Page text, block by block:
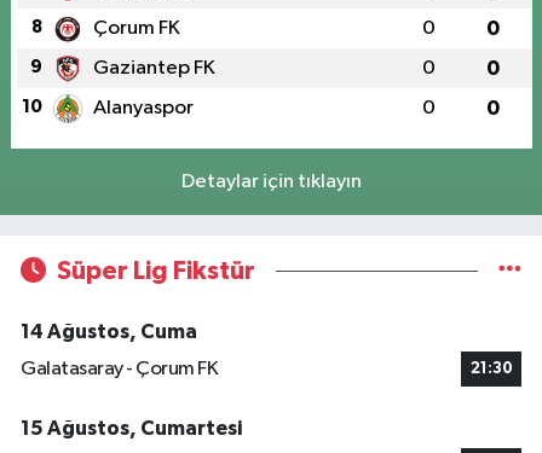
8 Çorum FK 0 0
9 Gaziantep FK 0 0
10 Alanyaspor 0 0
Detaylar için tıklayın
Süper Lig Fikstür
14 Ağustos, Cuma
Galatasaray - Çorum FK
21:30
15 Ağustos, Cumartesi